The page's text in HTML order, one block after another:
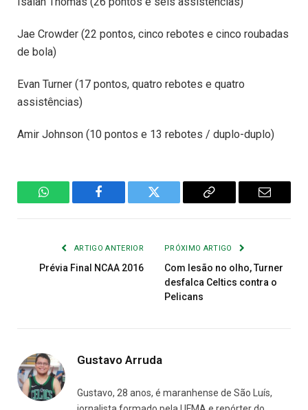
Jae Crowder (22 pontos, cinco rebotes e cinco roubadas
de bola)
Evan Turner (17 pontos, quatro rebotes e quatro
assistências)
Amir Johnson (10 pontos e 13 rebotes / duplo-duplo)
WhatsAppFacebook Twitter
Copiar
E-
ARTIGO ANTERIOR
Prévia Final NCAA 2016
PRÓXIMO ARTIGO
Com lesão no olho, Turner
desfalca Celtics contra o
Pelicans
Gustavo Arruda
Gustavo, 28 anos, é maranhense de São Luís,